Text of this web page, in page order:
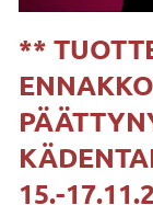
**
15.-